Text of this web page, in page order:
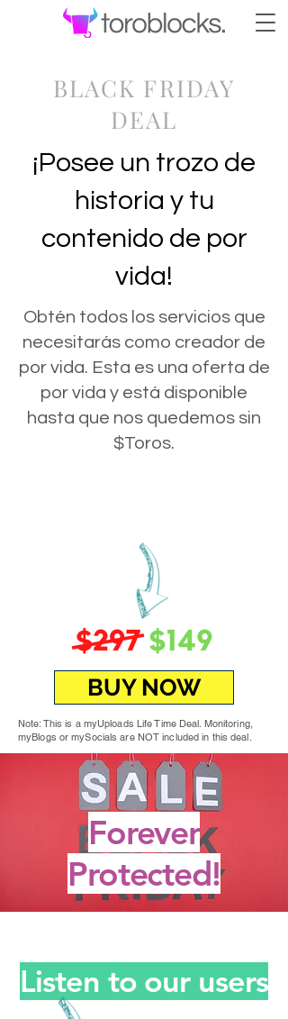
BLACK FRIDAY
DEAL
¡Posee un trozo de
historia y tu
contenido de por
vida!
Obtén todos los servicios que
necesitarás como creador de
por vida. Esta es una oferta de
por vida y está disponible
hasta que nos quedemos sin
$Toros.
BUY NOW
Note: This is a myUploads Life Time Deal. Monitoring,
myBlogs or mySocials are NOT included in this deal.
Forever
Protected!
Listen to our users